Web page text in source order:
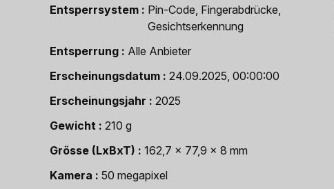
Entsperrsystem
Pin-Code, Fingerabdrücke,
Gesichtserkennung
Entsperrung
Alle Anbieter
Erscheinungsdatum
24.09.2025, 00:00:00
Erscheinungsjahr
2025
Gewicht
210 g
Grösse (LxBxT)
162,7 x 77,9 x 8 mm
Kamera
50 megapixel